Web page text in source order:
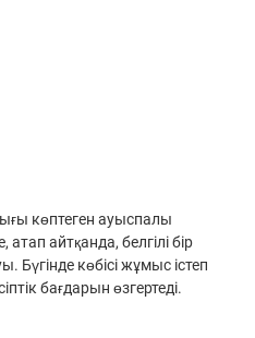
көптеген ауыспалы
айтқанда, белгілі бір
Бүгінде көбісі жұмыс істеп
бағдарын өзгертеді.